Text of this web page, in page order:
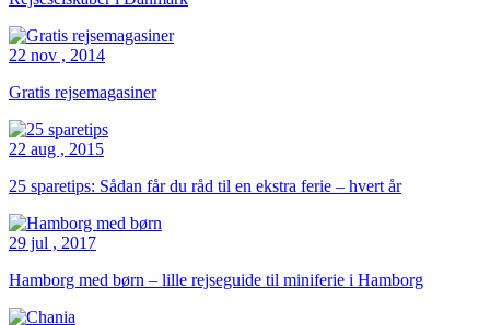
22 nov , 2014
Gratis rejsemagasiner
22 aug , 2015
25 sparetips: Sådan får du råd til en ekstra ferie – hvert år
29 jul , 2017
Hamborg med børn – lille rejseguide til miniferie i Hamborg